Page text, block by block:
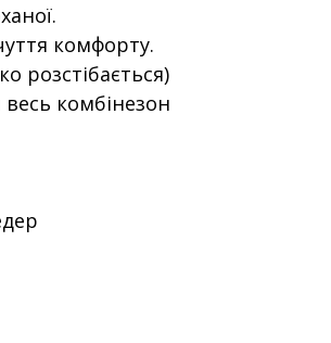
комфорту.
розстібається)
комбінезон